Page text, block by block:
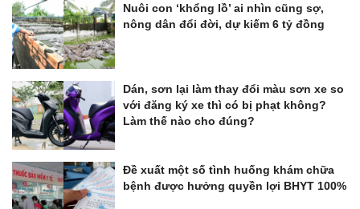
Nuôi con ‘khổng lồ’ ai nhìn cũng sợ,
nông dân đổi đời, dự kiếm 6 tỷ đồng
Dán, sơn lại làm thay đổi màu sơn xe so
với đăng ký xe thì có bị phạt không?
Làm thế nào cho đúng?
Đề xuất một số tình huống khám chữa
bệnh được hưởng quyền lợi BHYT 100%